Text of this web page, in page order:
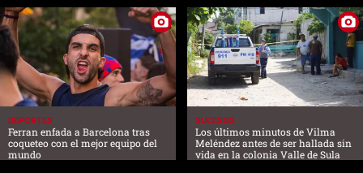
DEPORTES
Ferran enfada a Barcelona tras
coqueteo con el mejor equipo del
mundo
SUCESOS
Los últimos minutos de Vilma
Meléndez antes de ser hallada sin
vida en la colonia Valle de Sula